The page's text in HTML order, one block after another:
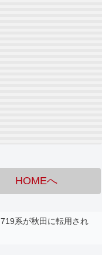
HOMEへ
系が秋田に転用され